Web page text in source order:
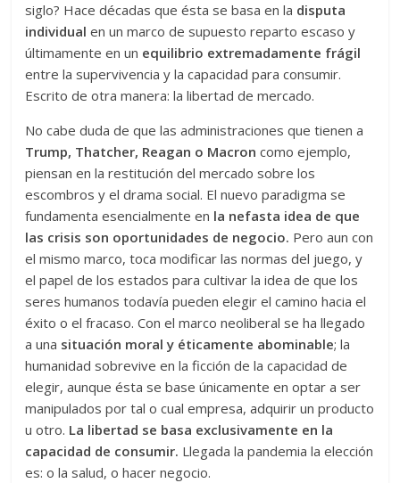
siglo? Hace décadas que ésta se basa en la disputa
individual en un marco de supuesto reparto escaso y
últimamente en un equilibrio extremadamente frágil
entre la supervivencia y la capacidad para consumir.
Escrito de otra manera: la libertad de mercado.
No cabe duda de que las administraciones que tienen a
Trump, Thatcher, Reagan o Macron como ejemplo,
piensan en la restitución del mercado sobre los
escombros y el drama social. El nuevo paradigma se
fundamenta esencialmente en la nefasta idea de que
las crisis son oportunidades de negocio. Pero aun con
el mismo marco, toca modificar las normas del juego, y
el papel de los estados para cultivar la idea de que los
seres humanos todavía pueden elegir el camino hacia el
éxito o el fracaso. Con el marco neoliberal se ha llegado
a una situación moral y éticamente abominable; la
humanidad sobrevive en la ficción de la capacidad de
elegir, aunque ésta se base únicamente en optar a ser
manipulados por tal o cual empresa, adquirir un producto
u otro. La libertad se basa exclusivamente en la
capacidad de consumir. Llegada la pandemia la elección
es: o la salud, o hacer negocio.